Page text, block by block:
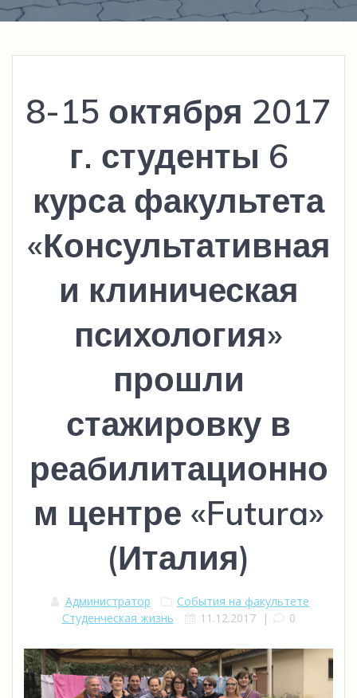
8-15 октября 2017
г. студенты 6
курса факультета
«Консультативная
и клиническая
психология»
прошли
стажировку в
реабилитационно
м центре «Futura»
(Италия)
Администратор
События на факультете
Студенческая жизнь
11.12.2017 | 0